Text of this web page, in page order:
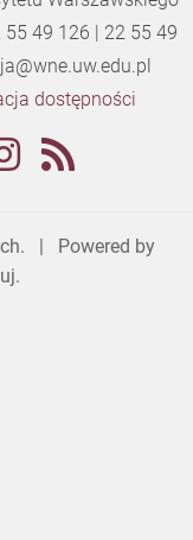
55 49 126 | 22 55 49
dostępności
. | Powered by